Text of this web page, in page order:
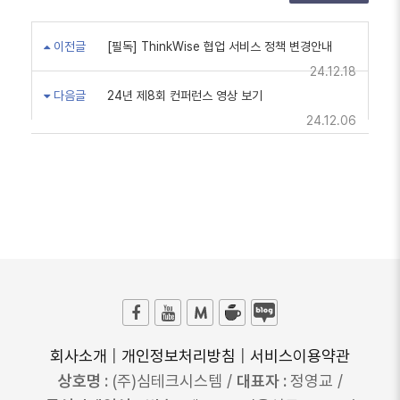
이전글
[필독] ThinkWise 협업 서비스 정책 변경안내
24.12.18
다음글
24년 제8회 컨퍼런스 영상 보기
24.12.06
회사소개 개인정보처리방침
서비스이용약관
상호명 : (주)심테크시스템 / 대표자 :정영교 /